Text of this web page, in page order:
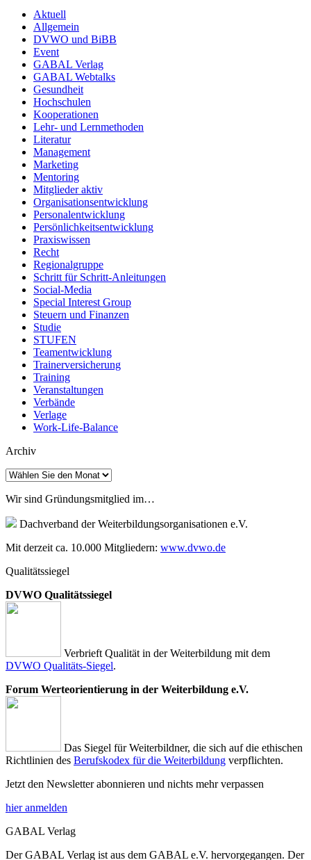
Aktuell
Allgemein
DVWO und BiBB
Event
GABAL Verlag
GABAL Webtalks
Gesundheit
Hochschulen
Kooperationen
Lehr- und Lernmethoden
Literatur
Management
Marketing
Mentoring
Mitglieder aktiv
Organisationsentwicklung
Personalentwicklung
Persönlichkeitsentwicklung
Praxiswissen
Recht
Regionalgruppe
Schritt für Schritt-Anleitungen
Social-Media
Special Interest Group
Steuern und Finanzen
Studie
STUFEN
Teamentwicklung
Trainerversicherung
Training
Veranstaltungen
Verbände
Verlage
Work-Life-Balance
Archiv
Archiv
Wir sind Gründungsmitglied im…
Dachverband der Weiterbildungsorganisationen e.V.
Mit derzeit ca. 10.000 Mitgliedern: www.dvwo.de
Qualitätssiegel
DVWO Qualitätssiegel
Verbrieft Qualität in der Weiterbildung mit dem
DVWO Qualitäts-Siegel.
Forum Werteorientierung in der Weiterbildung e.V.
Das Siegel für Weiterbildner, die sich auf die ethischen
Richtlinien des Berufskodex für die Weiterbildung verpflichten.
Jetzt den Newsletter abonnieren und nichts mehr verpassen
hier anmelden
GABAL Verlag
Der GABAL Verlag ist aus dem GABAL e.V. hervorgegangen. Der